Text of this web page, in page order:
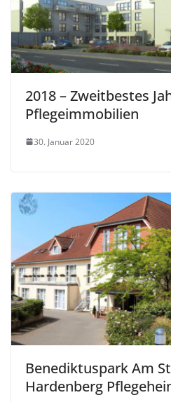
2018 – Zweitbestes
Pflegeimmobilien
30. Januar 2020
Benediktuspark Am
Hardenberg